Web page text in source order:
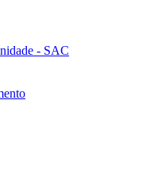
- SAC